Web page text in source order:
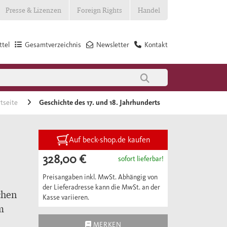
Presse & Lizenzen Foreign Rights Handel
Kontakt
Newsletter
Gesamtverzeichnis
Geschichte des 17. und 18. Jahrhunderts
Auf beck-shop.de kaufen
328,00 € sofort lieferbar!
Preisangaben inkl. MwSt. Abhängig von
der Lieferadresse kann die MwSt. an der
Kasse variieren.
MERKEN